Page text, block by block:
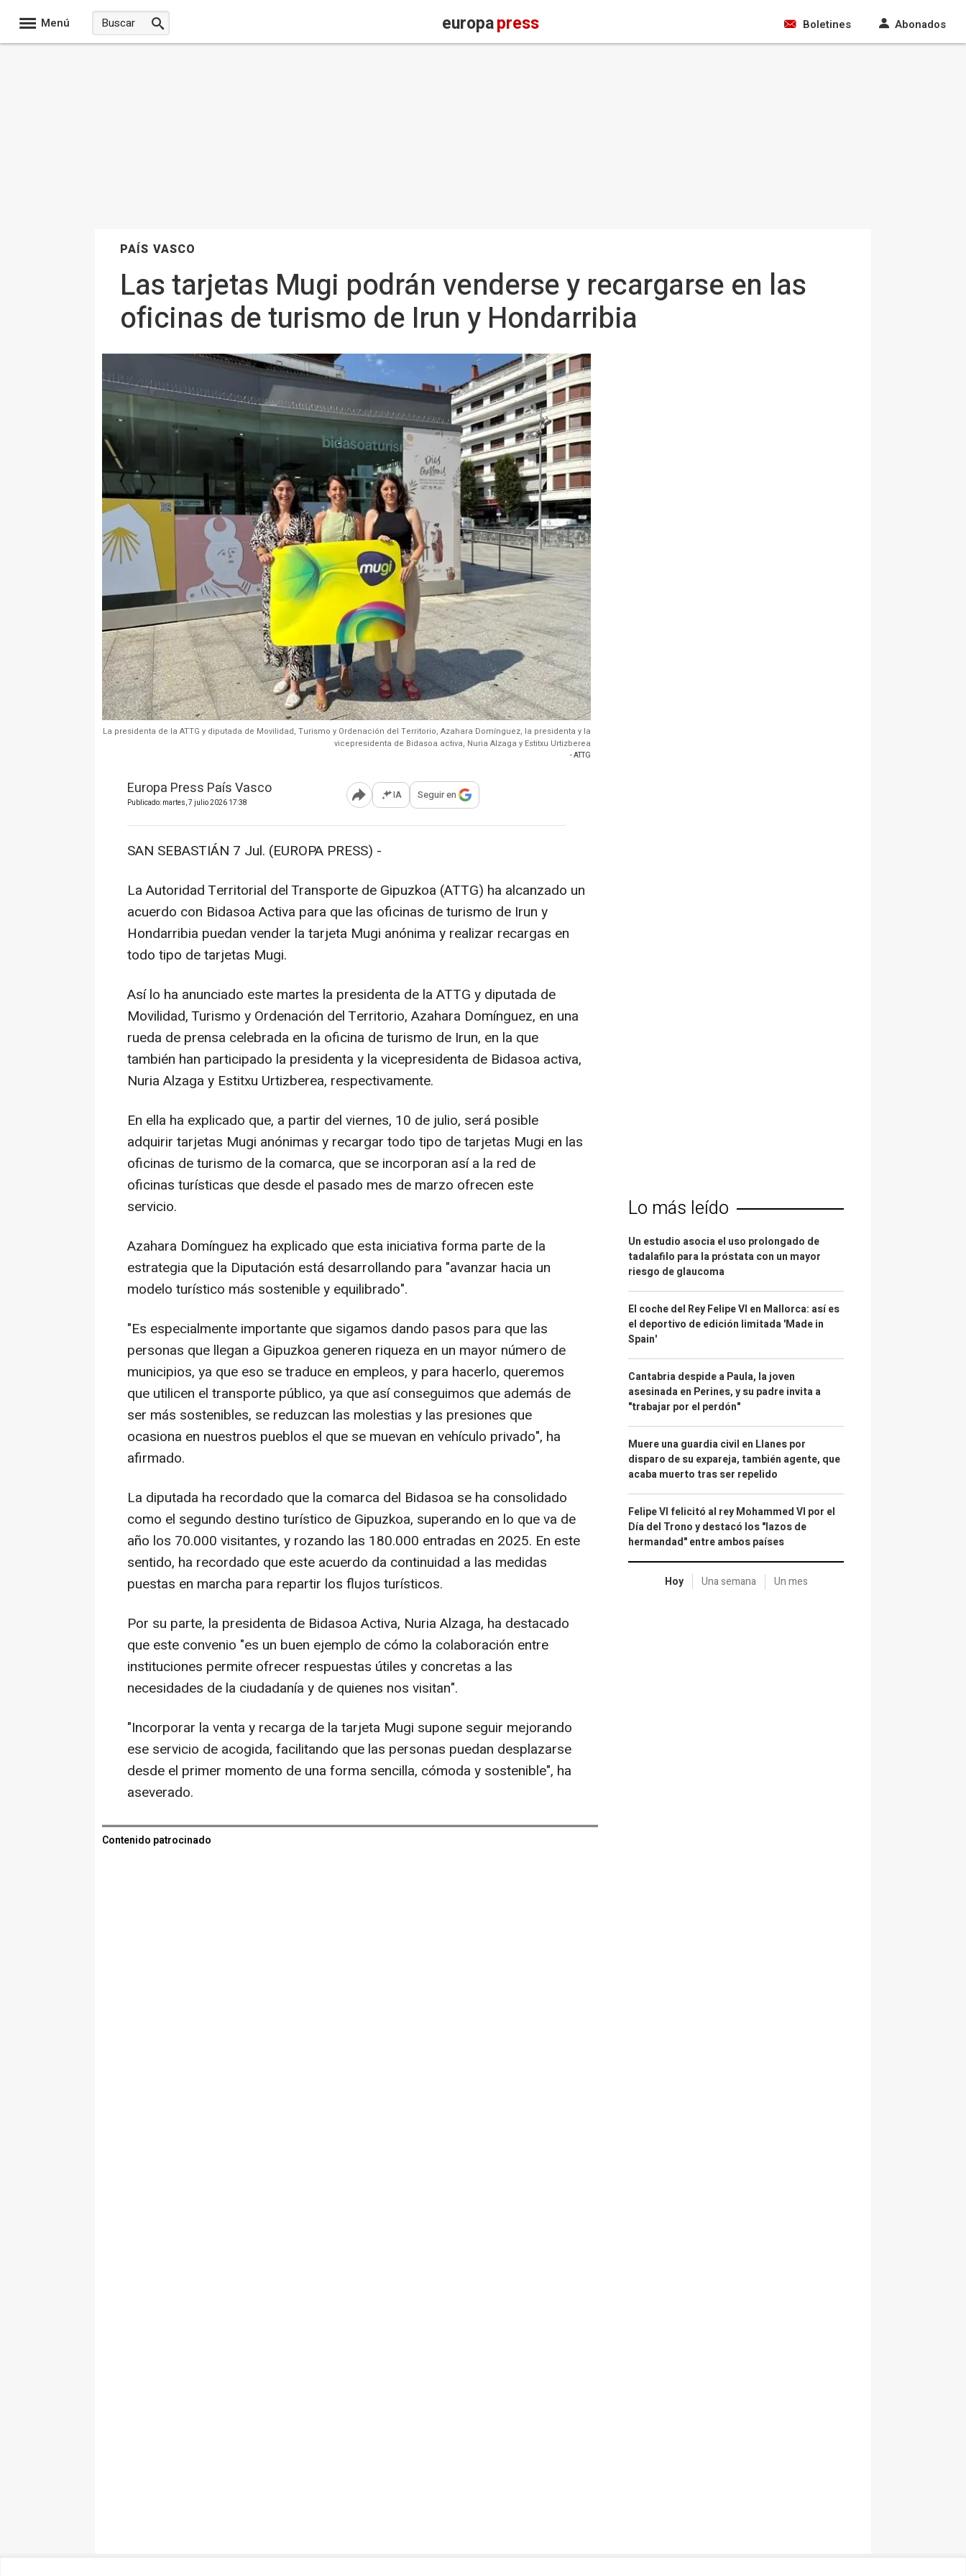
Menú europapress Boletines Abonados
PAÍS VASCO
Las tarjetas Mugi podrán venderse y recargarse en las
oficinas de turismo de Irun y Hondarribia
La presidenta de la ATTG y diputada de Movilidad, Turismo y Ordenación del Territorio, Azahara Domínguez, la presidenta y la
vicepresidenta de Bidasoa activa, Nuria Alzaga y Estitxu Urtizberea
- ATTG
Europa Press País Vasco
Publicado: martes, 7 julio 2026 17:38 Abrir opciones para compartir
IA Seguir en
SAN SEBASTIÁN 7 Jul. (EUROPA PRESS) -
La Autoridad Territorial del Transporte de Gipuzkoa (ATTG) ha alcanzado un
acuerdo con Bidasoa Activa para que las oficinas de turismo de Irun y
Hondarribia puedan vender la tarjeta Mugi anónima y realizar recargas en
todo tipo de tarjetas Mugi.
Así lo ha anunciado este martes la presidenta de la ATTG y diputada de
Movilidad, Turismo y Ordenación del Territorio, Azahara Domínguez, en una
rueda de prensa celebrada en la oficina de turismo de Irun, en la que
también han participado la presidenta y la vicepresidenta de Bidasoa activa,
Nuria Alzaga y Estitxu Urtizberea, respectivamente.
En ella ha explicado que, a partir del viernes, 10 de julio, será posible
adquirir tarjetas Mugi anónimas y recargar todo tipo de tarjetas Mugi en las
oficinas de turismo de la comarca, que se incorporan así a la red de
oficinas turísticas que desde el pasado mes de marzo ofrecen este
servicio.
Azahara Domínguez ha explicado que esta iniciativa forma parte de la
estrategia que la Diputación está desarrollando para "avanzar hacia un
modelo turístico más sostenible y equilibrado".
"Es especialmente importante que sigamos dando pasos para que las
personas que llegan a Gipuzkoa generen riqueza en un mayor número de
municipios, ya que eso se traduce en empleos, y para hacerlo, queremos
que utilicen el transporte público, ya que así conseguimos que además de
ser más sostenibles, se reduzcan las molestias y las presiones que
ocasiona en nuestros pueblos el que se muevan en vehículo privado", ha
afirmado.
La diputada ha recordado que la comarca del Bidasoa se ha consolidado
como el segundo destino turístico de Gipuzkoa, superando en lo que va de
año los 70.000 visitantes, y rozando las 180.000 entradas en 2025. En este
sentido, ha recordado que este acuerdo da continuidad a las medidas
puestas en marcha para repartir los flujos turísticos.
Por su parte, la presidenta de Bidasoa Activa, Nuria Alzaga, ha destacado
que este convenio "es un buen ejemplo de cómo la colaboración entre
instituciones permite ofrecer respuestas útiles y concretas a las
necesidades de la ciudadanía y de quienes nos visitan".
"Incorporar la venta y recarga de la tarjeta Mugi supone seguir mejorando
ese servicio de acogida, facilitando que las personas puedan desplazarse
desde el primer momento de una forma sencilla, cómoda y sostenible", ha
aseverado.
Contenido patrocinado
Lo más leído
Un estudio asocia el uso prolongado de
tadalafilo para la próstata con un mayor
riesgo de glaucoma
El coche del Rey Felipe VI en Mallorca: así es
el deportivo de edición limitada 'Made in
Spain'
Cantabria despide a Paula, la joven
asesinada en Perines, y su padre invita a
"trabajar por el perdón"
Muere una guardia civil en Llanes por
disparo de su expareja, también agente, que
acaba muerto tras ser repelido
Felipe VI felicitó al rey Mohammed VI por el
Día del Trono y destacó los "lazos de
hermandad" entre ambos países
Hoy Una semana Un mes